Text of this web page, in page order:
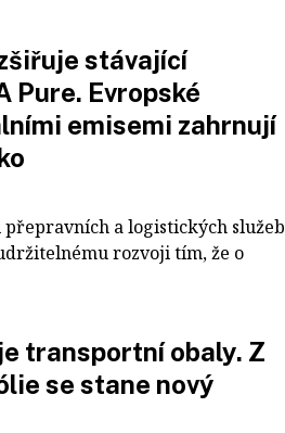
stávající
Pure. Evropské
emisemi zahrnují
a logistických služeb
rozvoji tím, že o
transportní obaly. Z
se stane nový